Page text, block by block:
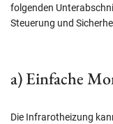
folgenden
Steuerung und
a) Einfache
Die Infrarotheizung